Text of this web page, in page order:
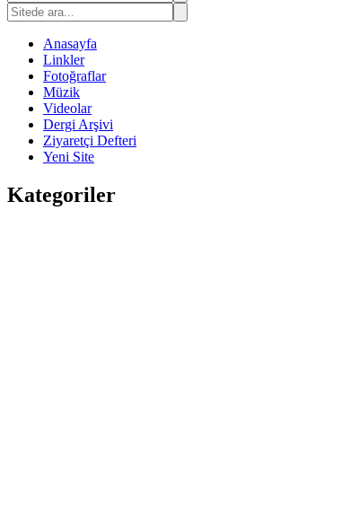
Anasayfa
Linkler
Fotoğraflar
Müzik
Videolar
Dergi Arşivi
Ziyaretçi Defteri
Yeni Site
Kategoriler